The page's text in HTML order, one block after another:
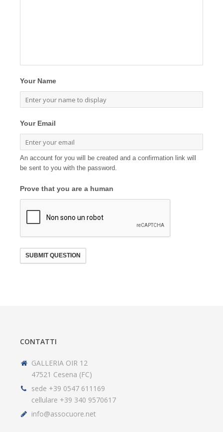
Your Name
Your Email
An account for you will be created and a confirmation link will
be sent to you with the password.
Prove that you are a human
SUBMIT QUESTION
CONTATTI
GALLERIA OIR 12
47521 Cesena (FC)
sede +39 0547 611169
cellulare +39 340 9570617
info@assocuore.net